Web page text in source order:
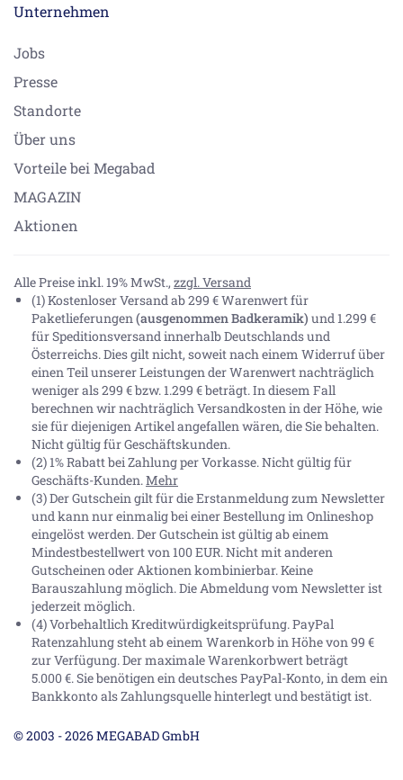
Unternehmen
Jobs
Presse
Standorte
Über uns
Vorteile bei Megabad
MAGAZIN
Aktionen
Alle Preise inkl. 19% MwSt., zzgl. Versand
(1) Kostenloser Versand ab 299 € Warenwert für
Paketlieferungen(ausgenommen Badkeramik) und 1.299 €
für Speditionsversand innerhalb Deutschlands und
Österreichs. Dies gilt nicht, soweit nach einem Widerruf über
einen Teil unserer Leistungen der Warenwert nachträglich
weniger als 299 € bzw. 1.299 € beträgt. In diesem Fall
berechnen wir nachträglich Versandkosten in der Höhe, wie
sie für diejenigen Artikel angefallen wären, die Sie behalten.
Nicht gültig für Geschäftskunden.
(2) 1% Rabatt bei Zahlung per Vorkasse. Nicht gültig für
Geschäfts-Kunden.Mehr
(3) Der Gutschein gilt für die Erstanmeldung zum Newsletter
und kann nur einmalig bei einer Bestellung im Onlineshop
eingelöst werden. Der Gutschein ist gültig ab einem
Mindestbestellwert von 100 EUR. Nicht mit anderen
Gutscheinen oder Aktionen kombinierbar. Keine
Barauszahlung möglich. Die Abmeldung vom Newsletter ist
jederzeit möglich.
(4) Vorbehaltlich Kreditwürdigkeitsprüfung. PayPal
Ratenzahlung steht ab einem Warenkorb in Höhe von99 €
zur Verfügung. Der maximale Warenkorbwert beträgt
5.000 €. Sie benötigen ein deutsches PayPal-Konto, in dem ein
Bankkonto als Zahlungsquelle hinterlegt und bestätigt ist.
© 2003 - 2026 MEGABAD GmbH